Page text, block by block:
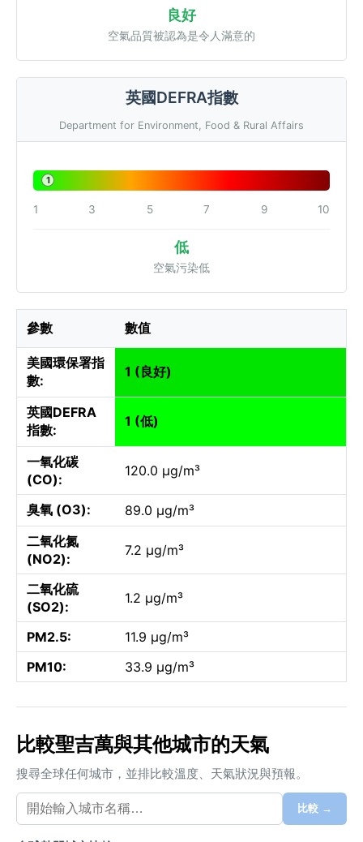
良好
空氣品質被認為是令人滿意的
英國DEFRA指數
Department for Environment, Food & Rural Affairs
1
1 3 5 7 9 10
低
空氣污染低
參數 數值
美國環保署指
數:
1 (良好)
英國DEFRA
指數:
1 (低)
一氧化碳
(CO):
120.0 µg/m³
臭氧 (O3):
89.0 µg/m³
二氧化氮
(NO2):
7.2 µg/m³
二氧化硫
(SO2):
1.2 µg/m³
PM2.5:
11.9 µg/m³
PM10:
33.9 µg/m³
比較聖吉萬與其他城市的天氣
搜尋全球任何城市，並排比較溫度、天氣狀況與預報。
比較 →